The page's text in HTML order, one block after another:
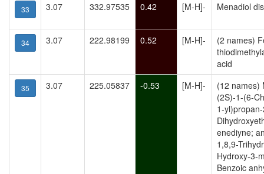
33 3.07 332.97535 0.42 [M-H]- Menadiol
34 3.07 222.98199 0.52 [M-H]-
(2 names)
acid
35 3.07 225.05837 -0.53 [M-H]-
(12 names)
(2S)-1-(6-
1-
enediyne;
1,8,9-
Hydroxy-3-
Benzoic